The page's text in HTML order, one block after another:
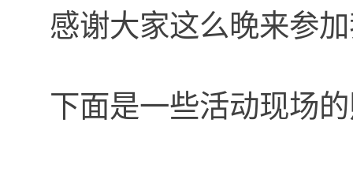
感谢大家这么晚来参
下面是一些活动现场